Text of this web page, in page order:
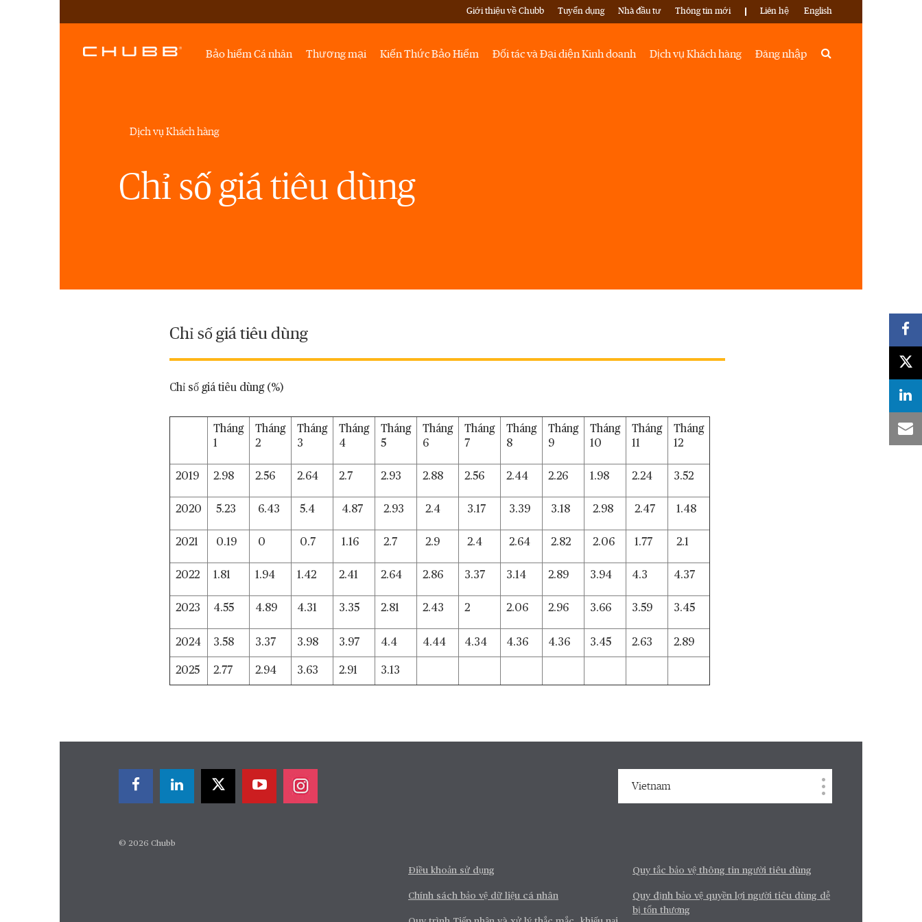
Giới thiệu về Chubb Tuyển dụng Nhà đầu tư Thông tin mới Liên hệ English
Bảo hiểm Cá nhân Thương mại Kiến Thức Bảo Hiểm Đối tác và Đại diện Kinh doanh Dịch vụ Khách hàng Đăng nhập Search
Dịch vụ Khách hàng
Chỉ số giá tiêu dùng
Chỉ số giá tiêu dùng
Chỉ số giá tiêu dùng (%)
Tháng
1
Tháng
2
Tháng
3
Tháng
4
Tháng
5
Tháng
6
Tháng
7
Tháng
8
Tháng
9
Tháng
10
Tháng
11
Tháng
12
2019 2.98 2.56 2.64 2.7 2.93 2.88 2.56 2.44 2.26 1.98 2.24 3.52
2020 5.23 6.43 5.4 4.87 2.93 2.4 3.17 3.39 3.18 2.98 2.47 1.48
2021 0.19 0 0.7 1.16 2.7 2.9 2.4 2.64 2.82 2.06 1.77 2.1
2022 1.81 1.94 1.42 2.41 2.64 2.86 3.37 3.14 2.89 3.94 4.3 4.37
2023 4.55 4.89 4.31 3.35 2.81 2.43 2 2.06 2.96 3.66 3.59 3.45
2024 3.58 3.37 3.98 3.97 4.4 4.44 4.34 4.36 4.36 3.45 2.63 2.89
2025 2.77 2.94 3.63 2.91 3.13
Vietnam
© 2026 Chubb
Điều khoản sử dụng
Chính sách bảo vệ dữ liệu cá nhân
Quy tắc bảo vệ thông tin người tiêu dùng
Quy định bảo vệ quyền lợi người tiêu dùng dễ
bị tổn thương